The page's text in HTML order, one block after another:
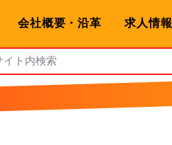
会社概要・沿革 求人情報